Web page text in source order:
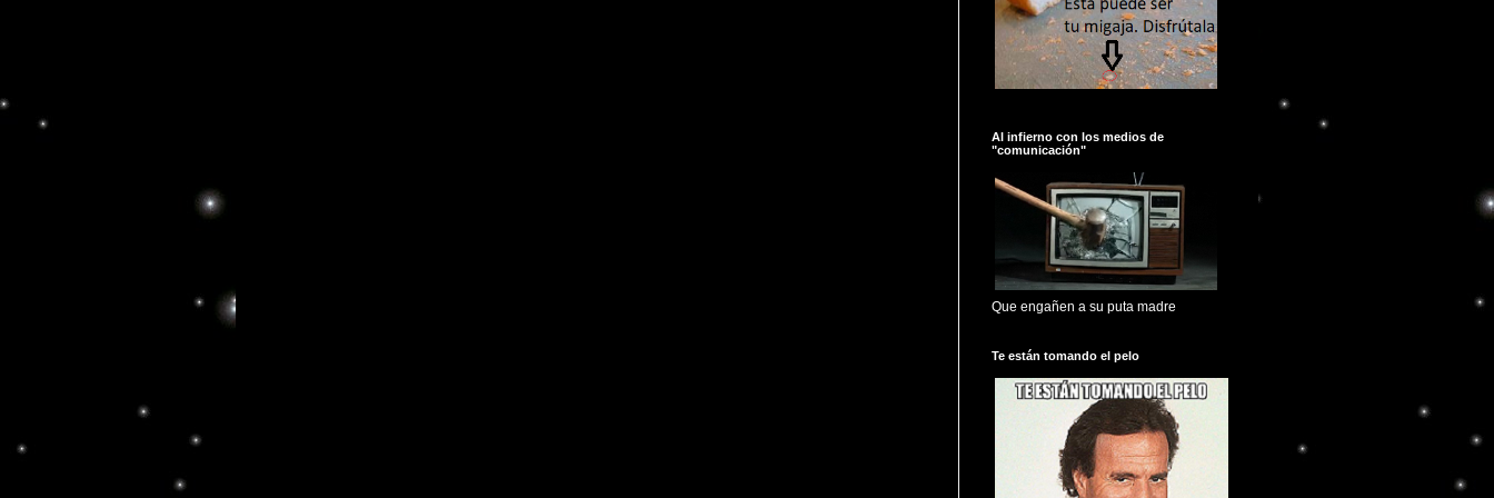
Al infierno con los medios de
"comunicación"
Que engañen a su puta madre
Te están tomando el pelo